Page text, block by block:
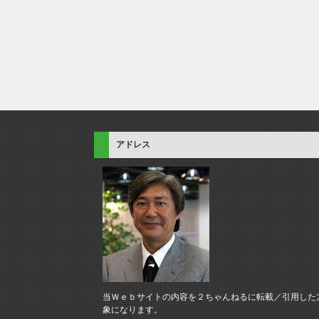
アドレス
当Ｗｅｂサイトの内容を２ちゃんねるに転載／引用し
象になります。